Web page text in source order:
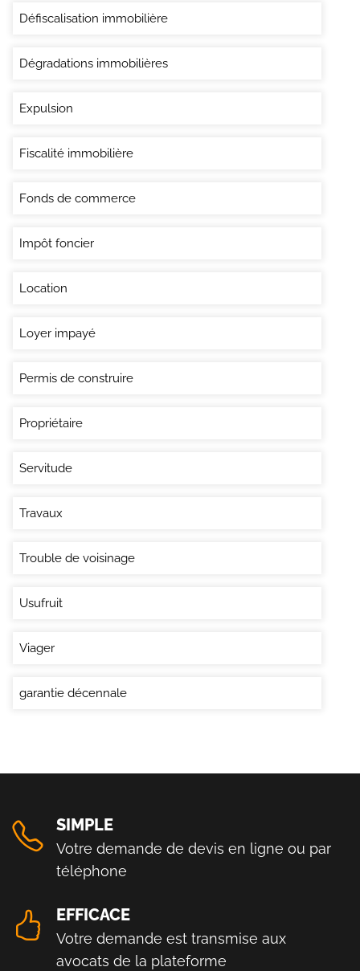
Défiscalisation immobilière
Dégradations immobilières
Expulsion
Fiscalité immobilière
Fonds de commerce
Impôt foncier
Location
Loyer impayé
Permis de construire
Propriétaire
Servitude
Travaux
Trouble de voisinage
Usufruit
Viager
garantie décennale
SIMPLE
Votre demande de devis en ligne ou par
téléphone
EFFICACE
Votre demande est transmise aux
avocats de la plateforme